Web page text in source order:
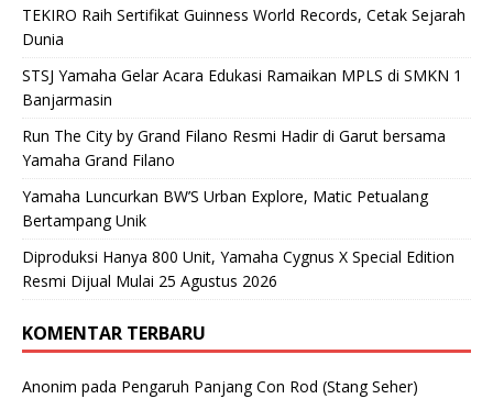
TEKIRO Raih Sertifikat Guinness World Records, Cetak Sejarah
Dunia
STSJ Yamaha Gelar Acara Edukasi Ramaikan MPLS di SMKN 1
Banjarmasin
Run The City by Grand Filano Resmi Hadir di Garut bersama
Yamaha Grand Filano
Yamaha Luncurkan BW’S Urban Explore, Matic Petualang
Bertampang Unik
Diproduksi Hanya 800 Unit, Yamaha Cygnus X Special Edition
Resmi Dijual Mulai 25 Agustus 2026
KOMENTAR TERBARU
Anonim pada Pengaruh Panjang Con Rod (Stang Seher)